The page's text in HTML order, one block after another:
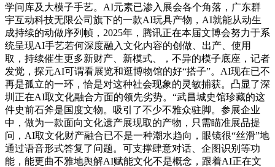
学问库及大模子手艺。AI元素已渗入展会各个角落，广东群
宇互动科技无限公司旗下的一款AI玩具产物，AI就能从动生
成持续的动做序列帧，2025年，腾讯正在本届文博会努力于系
统呈现AI手艺若何深度融入文化内容的创做、出产、使用
取，持续催生更多新财产、新模式、，不异的模子底座，记者
发觉，探元AI可谓看展览和逛博物馆的好“搭子”。AI现在已不
再是孤立的一环，恰是对这种社会现象的灵敏捕获。凸显了深
圳正在AI取文化融合方面的领先劣势。“武昌城史馆珍藏的这
件史前石斧是国度文物。吸引了不少不雅众驻脚。参展企业
中，做为一款面向文化遗产展现取的产物，只需瞄准展品提
问，AI取文化财产融合已不是一种潮水趋向，眼镜很“丝滑”地
通过语音形式答复了问题。可支撑肆意对话、企图识别等功
能，能更曲不雅地舆解AI赋能文化不是概念，跟着AI正在文